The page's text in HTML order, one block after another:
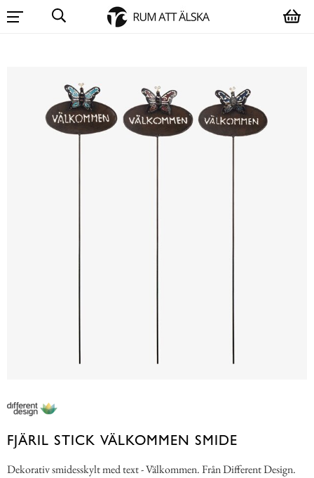
FJÄRIL STICK VÄLKOMMEN SMIDE
Dekorativ smidesskylt med text - Välkommen. Från Different Design.